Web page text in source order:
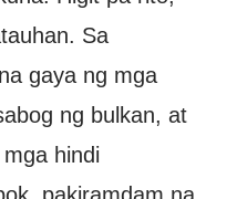
Sa
gaya ng mga
ng bulkan, at
hindi